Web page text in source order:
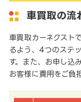
車買取の流
車買取カーネクスト
るよう、4つのステ
す。また、お申し込
お客様に費用をご負